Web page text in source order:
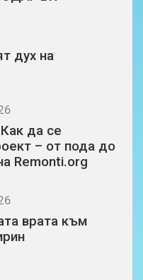
дух на
да се
– от пода до
Remonti.org
врата към